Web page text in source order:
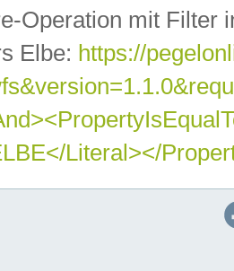
Operation mit Filter
Elbe: https://
Literal></